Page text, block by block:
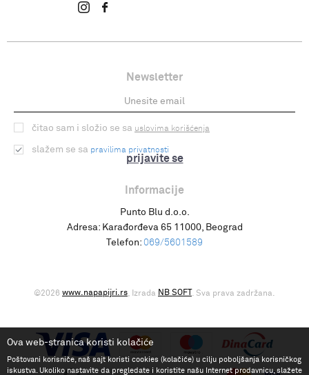
Newsletter
prijavite se
čitao sam i složio se sa uslovima korišćenja
slažem se sa pravilima privatnosti
Informacije
Punto Blu d.o.o.
Adresa: Karađorđeva 65 11000, Beograd
Telefon: 069/5601589
©2026 www.napapijri.rs, Izrada NB SOFT . Sva prava zadržana.
Ova web-stranica koristi kolačiće
Poštovani korisniče, naš sajt koristi cookies (kolačiće) u cilju poboljšanja korisničkog
iskustva. Ukoliko nastavite da pregledate i koristite našu Internet prodavnicu, slažete